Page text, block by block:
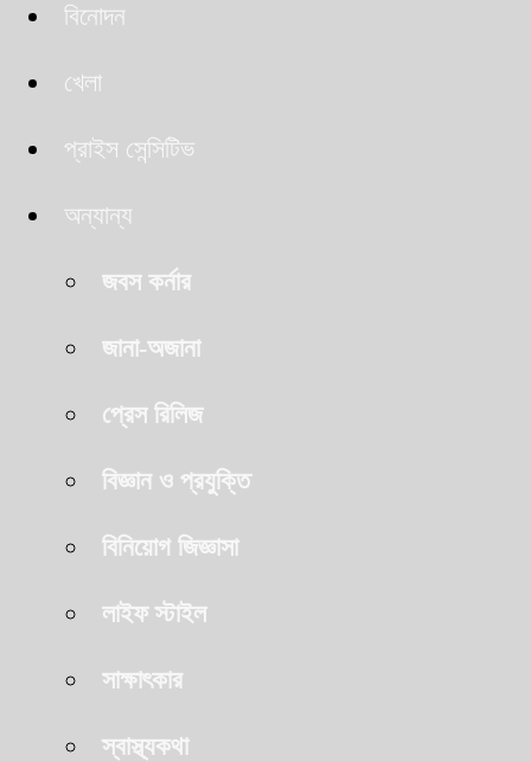
বিনোদন
খেলা
প্রাইস সেন্সিটিভ
অন্যান্য
জবস কর্নার
জানা-অজানা
প্রেস রিলিজ
বিজ্ঞান ও প্রযুক্তি
বিনিয়োগ জিজ্ঞাসা
লাইফ স্টাইল
সাক্ষাৎকার
স্বাস্থ্যকথা